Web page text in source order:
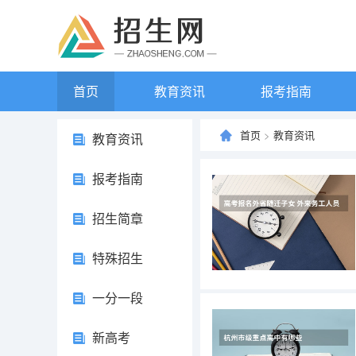
首页 教育资讯 报考指南
教育资讯
报考指南
招生简章
特殊招生
一分一段
新高考
首页 > 教育资讯